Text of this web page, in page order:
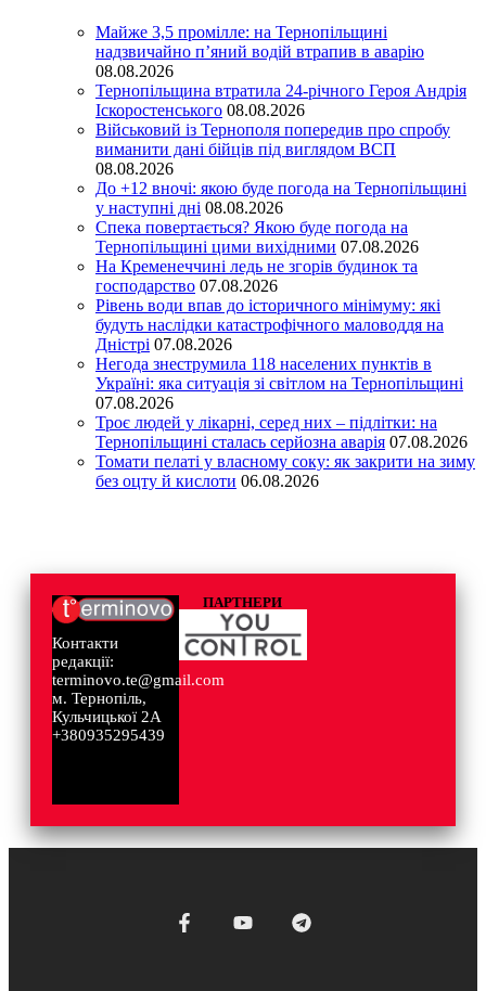
Майже 3,5 промілле: на Тернопільщині
надзвичайно п’яний водій втрапив в аварію
08.08.2026
Тернопільщина втратила 24-річного Героя Андрія
Іскоростенського 08.08.2026
Військовий із Тернополя попередив про спробу
виманити дані бійців під виглядом ВСП
08.08.2026
До +12 вночі: якою буде погода на Тернопільщині
у наступні дні 08.08.2026
Спека повертається? Якою буде погода на
Тернопільщині цими вихідними 07.08.2026
На Кременеччині ледь не згорів будинок та
господарство 07.08.2026
Рівень води впав до історичного мінімуму: які
будуть наслідки катастрофічного маловоддя на
Дністрі 07.08.2026
Негода знеструмила 118 населених пунктів в
Україні: яка ситуація зі світлом на Тернопільщині
07.08.2026
Троє людей у лікарні, серед них – підлітки: на
Тернопільщині сталась серйозна аварія 07.08.2026
Томати пелаті у власному соку: як закрити на зиму
без оцту й кислоти 06.08.2026
Контакти
редакції:
terminovo.te@gmail.com
м. Тернопіль,
Кульчицької 2А
+380935295439
ПАРТНЕРИ